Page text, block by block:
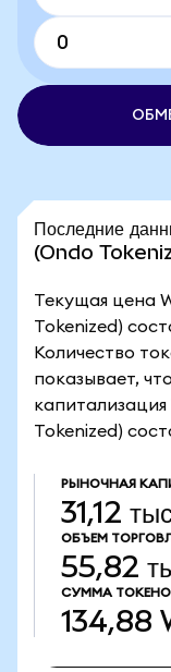
Последние
(Ondo
Текущая цена
Tokenized)
Количество
показывает,
Tokenized)
РЫНОЧНАЯ
31,12
ОБЪЕМ
55,82
СУММА
134,88